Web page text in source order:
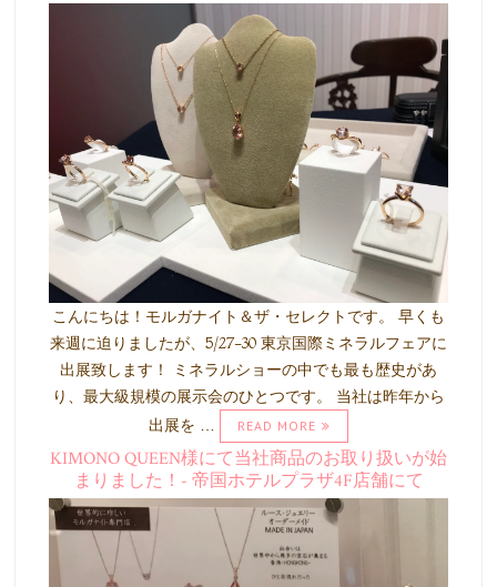
こんにちは！モルガナイト＆ザ・セレクトです。 早くも
来週に迫りましたが、5/27-30 東京国際ミネラルフェアに
出展致します！ ミネラルショーの中でも最も歴史があ
り、最大級規模の展示会のひとつです。 当社は昨年から
出展を …
READ MORE
KIMONO QUEEN様にて当社商品のお取り扱いが始
まりました！- 帝国ホテルプラザ4F店舗にて